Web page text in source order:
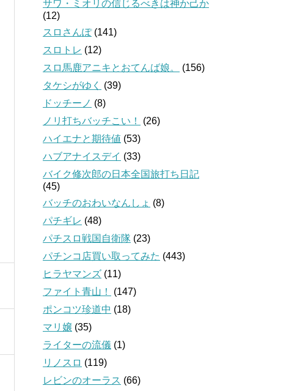
サワ・ミオリの信じるべきは神か己か
(12)
スロさんぽ(141)
スロトレ (12)
スロ馬鹿アニキとおてんば娘。
(156)
タケシがゆく
(39)
ドッチーノ (8)
ノリ打ちバッチこい！
(26)
ハイエナと期待値 (53)
ハブアナイスデイ (33)
バイク修次郎の日本全国旅打ち日記
(45)
バッチのおわいなんしょ (8)
パチギレ (48)
パチスロ戦国自衛隊 (23)
パチンコ店買い取ってみた (443)
ヒラヤマンズ (11)
ファイト青山！
(147)
ポンコツ珍道中 (18)
マリ嬢 (35)
ライターの流儀 (1)
リノスロ (119)
レビンのオーラス (66)